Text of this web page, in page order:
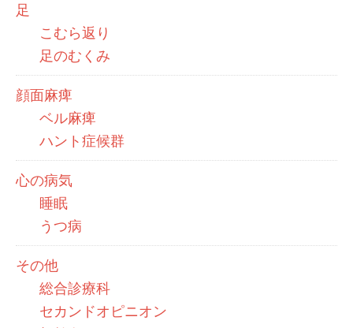
足
こむら返り
足のむくみ
顔面麻痺
ベル麻痺
ハント症候群
心の病気
睡眠
うつ病
その他
総合診療科
セカンドオピニオン